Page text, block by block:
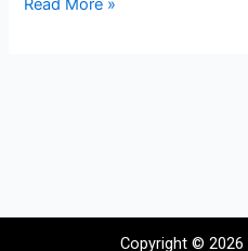
Read More »
Copyright © 2026